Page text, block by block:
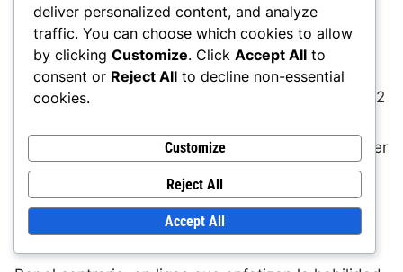
Análisis comparativo de formaciones en
diferentes ligas
La popularidad y efectividad de la formación 4-4-2
ligas conocidas por su juego físico, como la Premier
League inglesa, la 4-4-2 sigue siendo una opción
preferida debido a su robustez y simplicidad
deliver personalized content, and analyze
traffic. You can choose which cookies to allow
by clicking Customize. Click Accept All to
consent or Reject All to decline non-essential
cookies.
Customize
Reject All
Accept All